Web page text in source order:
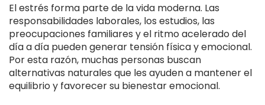
El estrés forma parte de la vida moderna. Las
responsabilidades laborales, los estudios, las
preocupaciones familiares y el ritmo acelerado del
día a día pueden generar tensión física y emocional.
Por esta razón, muchas personas buscan
alternativas naturales que les ayuden a mantener el
equilibrio y favorecer su bienestar emocional.